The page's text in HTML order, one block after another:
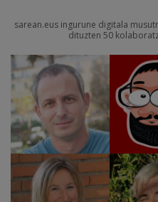
sarean.eus ingurune digitala
dituzten 50